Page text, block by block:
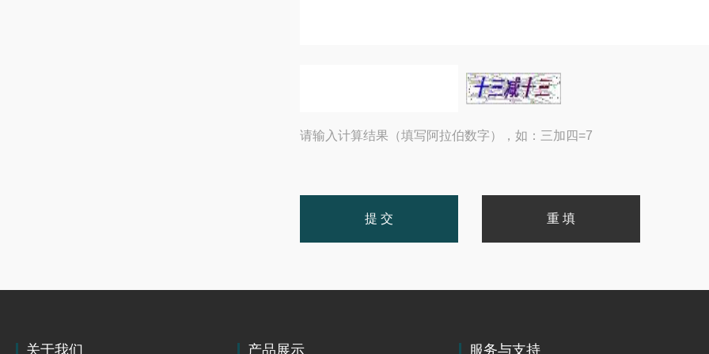
请输入计算结果（填写阿拉伯数字），如：三加四=7
关于我们 产品展示 服务与支持